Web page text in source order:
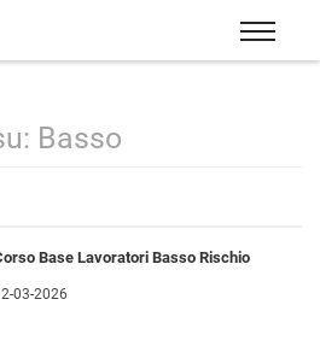
Basso
Base Lavoratori Basso Rischio
03-2026